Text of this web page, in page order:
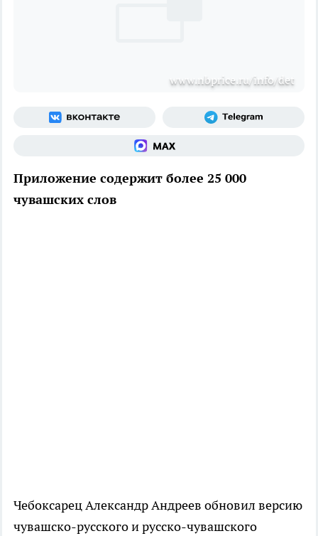
www.nbprice.ru/info/det
Приложение содержит более 25 000
чувашских слов
Чебоксарец Александр Андреев обновил версию
чувашско-русского и русско-чувашского